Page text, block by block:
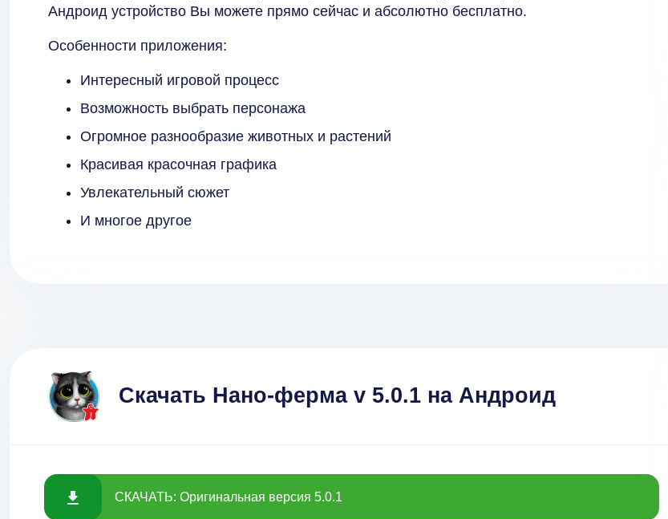
Андроид устройство Вы можете прямо сейчас и абсолютно бесплатно.
Особенности приложения:
Интересный игровой процесс
Возможность выбрать персонажа
Огромное разнообразие животных и растений
Красивая красочная графика
Увлекательный сюжет
И многое другое
Скачать Нано-ферма v 5.0.1 на Андроид
СКАЧАТЬ: Оригинальная версия 5.0.1